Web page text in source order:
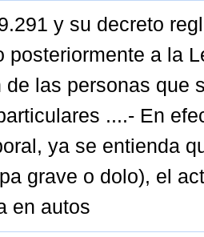
y su decreto
posteriormente a la
de las personas que
....- En
ya se entienda
grave o dolo), el
en autos